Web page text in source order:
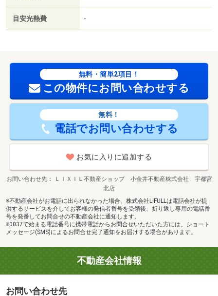
目安光熱費 -
無料・簡単2項目！
この物件にお問い合わせする
無料！
電話でお問い合わせする
お気に入りに追加する
お問い合わせ先
ＬＩＸＩＬ不動産ショップ 小金井不動産株式会社 宇都宮
北店
※不動産会社がお電話に出られなかった場合、株式会社LIFULLは電話会社が提
供するサービスを介してお客様の発信者番号を受領後、折り返し専用の電話番
号を発番してお問合せの不動産会社に通知します。
※0037で始まる電話番号に携帯電話からお問合せいただいた方には、ショート
メッセージ(SMS)によるお問合せ完了通知をお届けする場合があります。
不動産会社情報
お問い合わせ先